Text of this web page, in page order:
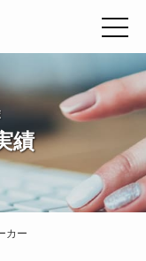
績
カー